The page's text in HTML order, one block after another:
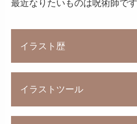
最近なりたいものは呪術師です
イラスト歴
イラストツール